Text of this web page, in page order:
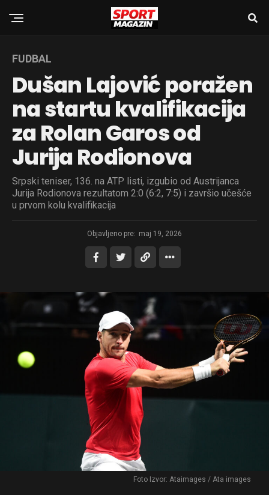
FUDBAL
Dušan Lajović poražen
na startu kvalifikacija
za Rolan Garos od
Jurija Rodionova
Srpski teniser, 136. na ATP listi, izgubio od Austrijanca
Jurija Rodionova rezultatom 2:0 (6:2, 7:5) i završio učešće
u prvom kolu kvalifikacija
Objavljeno pre: maj 19, 2026
Foto Izvor: Ataimages / Ata images